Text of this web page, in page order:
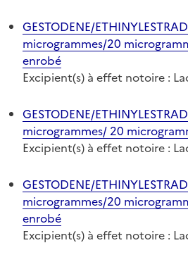
GESTODENE/
microgrammes/20
enrobé
Excipient(s) à effet notoire :
GESTODENE/
microgrammes/ 20
Excipient(s) à effet notoire :
GESTODENE/
microgrammes/20
enrobé
Excipient(s) à effet notoire :